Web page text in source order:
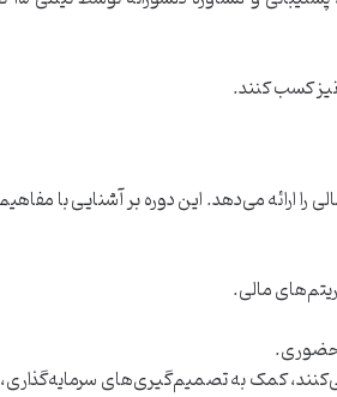
نیز کسب کنند.
را ارائه می‌دهد. این دوره بر آشنایی با
مالی.
حضوری.
کمک به تصمیم‌گیری‌های